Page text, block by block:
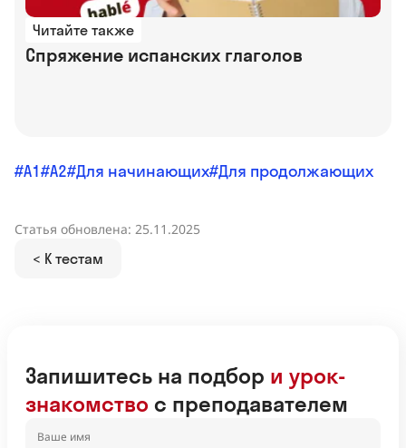
Читайте также
Спряжение испанских глаголов
A1 A2 Для начинающих Для продолжающих
< К тестам
Статья обновлена: 25.11.2025
Запишитесь на подбор и урок-
знакомство с преподавателем